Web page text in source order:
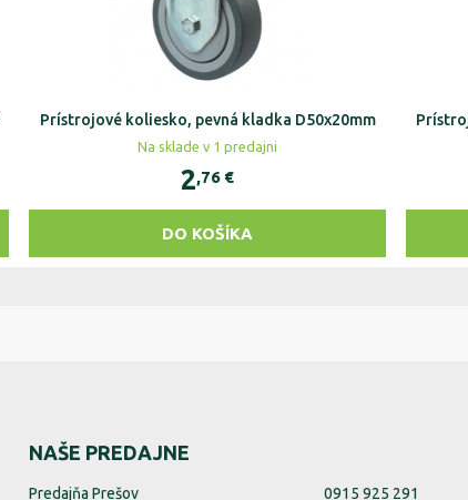
Prístrojové koliesko, pevná kladka D50x20mm
Na sklade v 1 predajni
2,76 €
DO KOŠÍKA
NAŠE PREDAJNE
Predajňa Prešov 0915 925 291